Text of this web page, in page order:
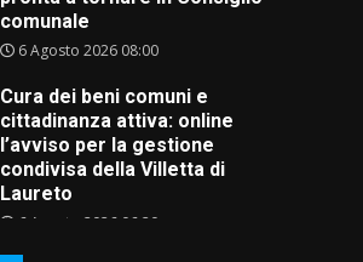
comunale
6 Agosto 2026 08:00
Cura dei beni comuni e
cittadinanza attiva: online
l’avviso per la gestione
condivisa della Villetta di
Laureto
6 Agosto 2026 06:20